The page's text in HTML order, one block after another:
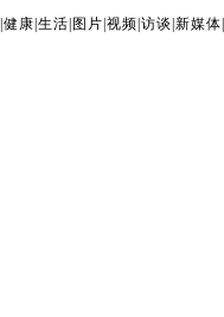
健康 生活 图片 视频 访谈 新媒体